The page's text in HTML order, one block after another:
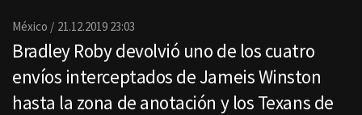
México 21.12.2019 23:03
Bradley Roby devolvió uno de los cuatro
envíos interceptados de Jameis Winston
hasta la zona de anotación y los Texans de